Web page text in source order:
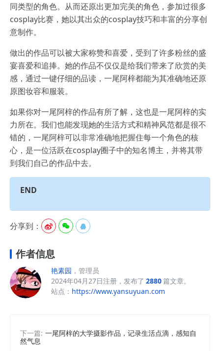
同类型的角色。从而还原出更加完美的角色，参加过很多
cosplay比赛，她以其出众的cosplay技巧和丰富的分享创
意制作。
做出的作品可以被大家称赞和喜爱，受到了许多粉丝的盛
宴喜爱和追捧。她的作品不仅仅是给我们带来了欣赏的美
感，通过一键仔细的品读，一尾阿梓都能为其准确地还原
原图妆容和服装。
如果你对一尾阿梓的作品有所了解，这也是一尾阿梓的实
力所在。我们也能发现她的生活方式和精神风范都是很不
错的，一尾阿梓可以非常准确地把握住每一个角色的核
心，是一位活跃在cosplay圈子中的知名博主，并将其带
到我们自己的作品中去。
END
分享到：   
作者信息
艳素园 ，管理员
2024年04月27日注册，发布了 2880篇文章。
站点： https://www.yansuyuan.com
下一篇: 一尾阿梓的大学摄影作品，记录生活点滴，感知自
然气息